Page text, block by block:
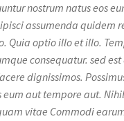
nostrum natus eos
assumenda quidem
Quia optio illo et illo.
consequatur. sed est
dignissimos.
eum aut tempore aut.
vitae Commodi